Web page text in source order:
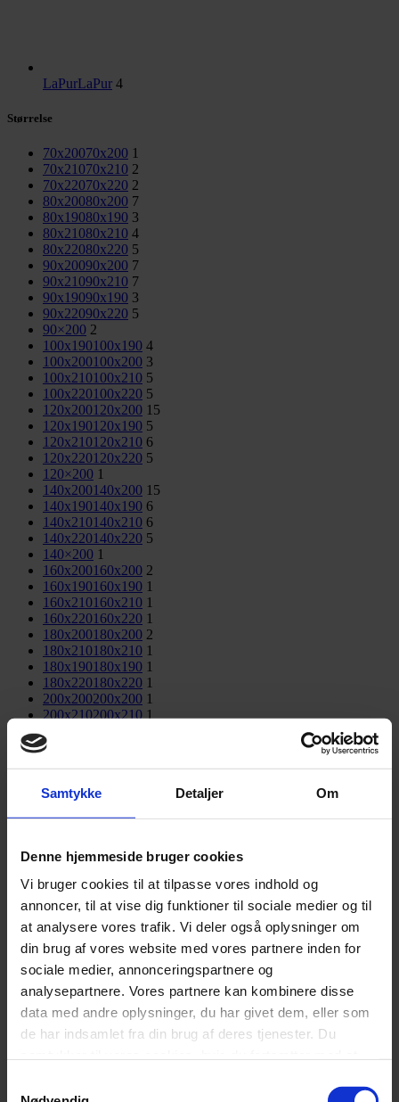
Samtykke Detaljer Om
Denne hjemmeside bruger cookies
Vi bruger cookies til at tilpasse vores indhold og
annoncer, til at vise dig funktioner til sociale medier og til
at analysere vores trafik. Vi deler også oplysninger om
din brug af vores website med vores partnere inden for
sociale medier, annonceringspartnere og
analysepartnere. Vores partnere kan kombinere disse
data med andre oplysninger, du har givet dem, eller som
de har indsamlet fra din brug af deres tjenester. Du
LaPurLaPur 4
Størrelse
70x20070x200 1
70x21070x210 2
70x22070x220 2
80x20080x200 7
80x19080x190 3
80x21080x210 4
80x22080x220 5
90x20090x200 7
90x21090x210 7
90x19090x190 3
90x22090x220 5
90×200 2
100x190100x190 4
100x200100x200 3
100x210100x210 5
100x220100x220 5
120x200120x200 15
120x190120x190 5
120x210120x210 6
120x220120x220 5
120×200 1
140x200140x200 15
140x190140x190 6
140x210140x210 6
140x220140x220 5
140×200 1
160x200160x200 2
160x190160x190 1
160x210160x210 1
160x220160x220 1
180x200180x200 2
180x210180x210 1
180x190180x190 1
180x220180x220 1
200x200200x200 1
200x210200x210 1
200x190